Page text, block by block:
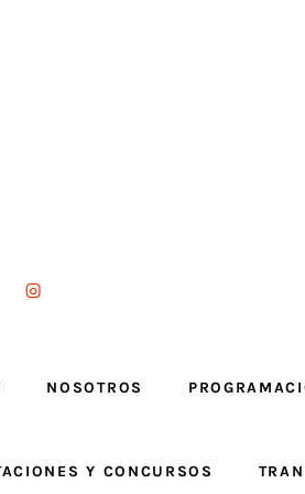
NOSOTROS
Y CONCURSOS